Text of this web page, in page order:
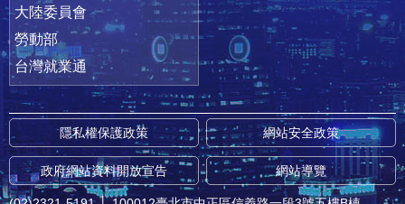
大陸委員會
勞動部
台灣就業通
隱私權保護政策 網站安全政策
政府網站資料開放宣告 網站導覽